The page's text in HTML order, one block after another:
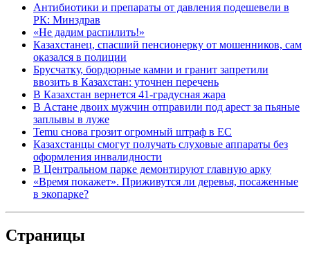
Антибиотики и препараты от давления подешевели в
РК: Минздрав
«Не дадим распилить!»
Казахстанец, спасший пенсионерку от мошенников, сам
оказался в полиции
Брусчатку, бордюрные камни и гранит запретили
ввозить в Казахстан: уточнен перечень
В Казахстан вернется 41-градусная жара
В Астане двоих мужчин отправили под арест за пьяные
заплывы в луже
Temu снова грозит огромный штраф в ЕС
Казахстанцы смогут получать слуховые аппараты без
оформления инвалидности
В Центральном парке демонтируют главную арку
«Время покажет». Приживутся ли деревья, посаженные
в экопарке?
Страницы